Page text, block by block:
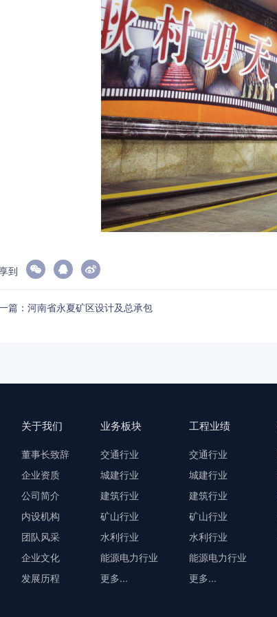
到
篇：河南省永夏矿区设计及总承包
关于我们
董事长致辞
企业资质
公司简介
内设机构
团队风采
企业文化
发展历程
业务板块
交通行业
城建行业
建筑行业
矿山行业
水利行业
能源电力行业
更多...
工程业绩
交通行业
城建行业
建筑行业
矿山行业
水利行业
能源电力行业
更多...